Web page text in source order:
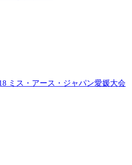
ミス・アース・ジャパン愛媛大会